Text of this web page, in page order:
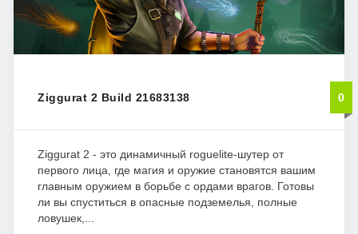
Ziggurat 2 Build 21683138 0
Ziggurat 2 - это динамичный roguelite-шутер от
первого лица, где магия и оружие становятся вашим
главным оружием в борьбе с ордами врагов. Готовы
ли вы спуститься в опасные подземелья, полные
ловушек,...